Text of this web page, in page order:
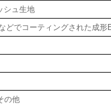
シュ生地
どでコーティングされた成形
の他